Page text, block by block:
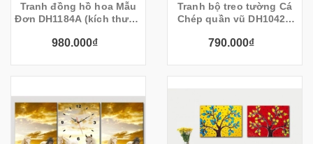
Tranh đồng hồ hoa Mẫu
Đơn DH1184A (kích thước
980.000₫
Tranh bộ treo tường Cá
Chép quần vũ DH1042A
790.000₫